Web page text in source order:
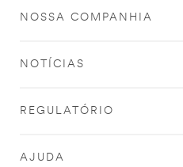
NOSSA COMPANHIA
NOTÍCIAS
REGULATÓRIO
AJUDA